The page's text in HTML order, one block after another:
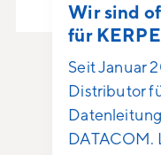
Wir sind
für
Seit Januar
Distributor
DATACOM.